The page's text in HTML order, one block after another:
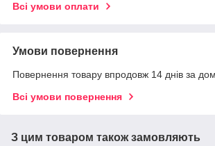
Всі умови оплати
Умови повернення
Повернення товару впродовж 14 днів за
Всі умови повернення
З цим товаром також замовляють